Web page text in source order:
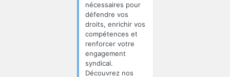
nécessaires pour
défendre vos
droits, enrichir vos
compétences et
renforcer votre
engagement
syndical.
Découvrez nos